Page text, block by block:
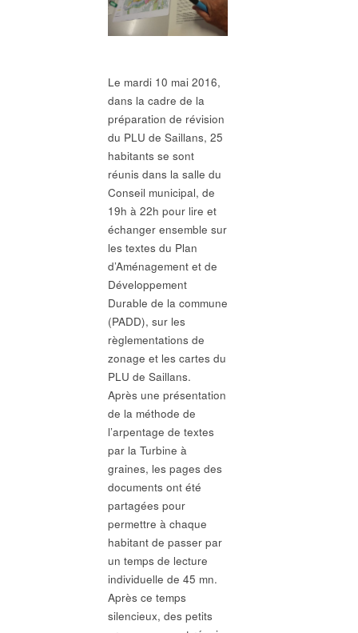
Le mardi 10 mai 2016,
dans la cadre de la
préparation de révision
du PLU de Saillans, 25
habitants se sont
réunis dans la salle du
Conseil municipal, de
19h à 22h pour lire et
échanger ensemble sur
les textes du Plan
d’Aménagement et de
Développement
Durable de la commune
(PADD), sur les
règlementations de
zonage et les cartes du
PLU de Saillans.
Après une présentation
de la méthode de
l’arpentage de textes
par la Turbine à
graines, les pages des
documents ont été
partagées pour
permettre à chaque
habitant de passer par
un temps de lecture
individuelle de 45 mn.
Après ce temps
silencieux, des petits